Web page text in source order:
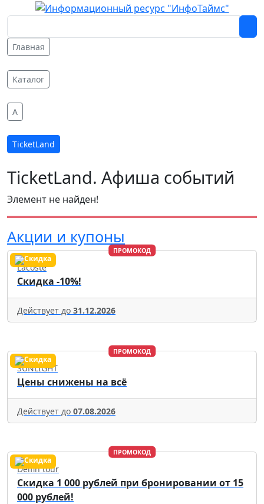
Главная
Каталог
A
TicketLand
TicketLand. Афиша событий
Элемент не найден!
Акции и купоны
ПРОМОКОД
Lacoste
Скидка -10%!
Действует до 31.12.2026
ПРОМОКОД
SUNLIGHT
Цены снижены на всё
Действует до 07.08.2026
ПРОМОКОД
Delfin tour
Скидка 1 000 рублей при бронировании от 15
000 рублей!